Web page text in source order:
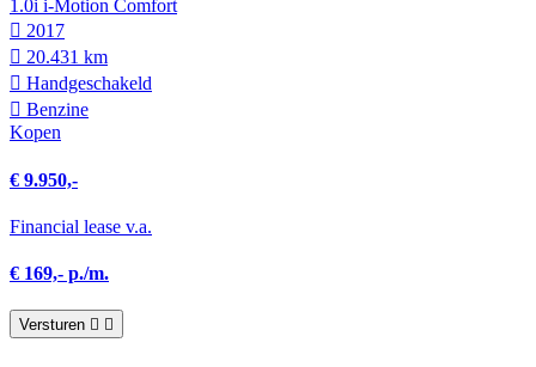
1.0i i-Motion Comfort
2017
20.431 km
Hand­geschakeld
Benzine
Kopen
€ 9.950,-
Financial lease v.a.
€ 169,- p./m.
Versturen